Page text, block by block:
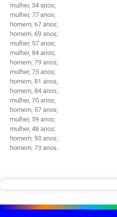
mulher, 34 anos;
mulher, 77 anos;
homem, 67 anos;
homem, 69 anos;
mulher, 57 anos;
mulher, 84 anos;
homem, 79 anos;
mulher, 75 anos;
homem, 81 anos,
homem, 84 anos;
mulher, 70 anos;
homem, 57 anos;
mulher, 59 anos;
mulher, 48 anos;
homem, 93 anos;
homem, 73 anos.